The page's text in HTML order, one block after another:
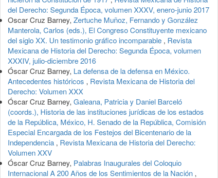
del Derecho: Segunda Época, volumen XXXV, enero-junio 2017
Oscar Cruz Barney, Zertuche Muñoz, Fernando y González
Manterola, Carlos (eds.), El Congreso Constituyente mexicano
del siglo XX. Un testimonio gráfico incomparable , Revista
Mexicana de Historia del Derecho: Segunda Época, volumen
XXXIV, julio-diciembre 2016
Óscar Cruz Barney, La defensa de la defensa en México.
Antecedentes históricos , Revista Mexicana de Historia del
Derecho: Volumen XXX
Óscar Cruz Barney, Galeana, Patricia y Daniel Barceló
(coords.), Historia de las instituciones jurídicas de los estados
de la República, México, H. Senado de la República, Comisión
Especial Encargada de los Festejos del Bicentenario de la
Independencia , Revista Mexicana de Historia del Derecho:
Volumen XXV
Óscar Cruz Barney, Palabras Inaugurales del Coloquio
Internacional A 200 Años de los Sentimientos de la Nación ,